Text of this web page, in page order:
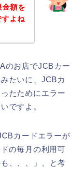
金額を
よね
のお店でJCBカー
たいに、JCBカ
たためにエラー
ですよ。
カードエラーが
の毎月の利用可
、、、」、と考